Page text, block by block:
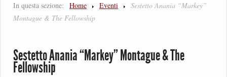
In questa sezione: Home Eventi
Sestetto Anania “Markey”
Montague & The Fellowship
Sestetto Anania “Markey” Montague & The
Fellowship